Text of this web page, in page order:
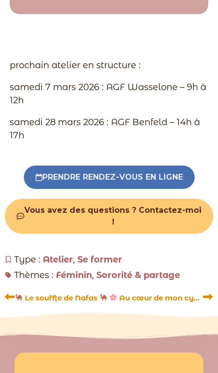
prochain atelier en structure :
samedi 7 mars 2026 : AGF Wasselone – 9h à
12h
samedi 28 mars 2026 : AGF Benfeld – 14h à
17h
PRENDRE RENDEZ-VOUS EN LIGNE
Vous avez des questions ? Contactez-moi
!
Type : Atelier, Se former
Thèmes : Féminin, Sororité & partage
Précédent
Le souffle de Nafas Au cœur de mon cycle féminin